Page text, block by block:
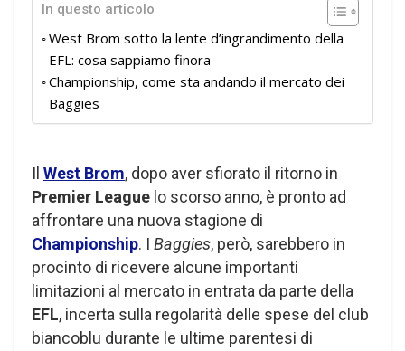
In questo articolo
West Brom sotto la lente d’ingrandimento della
EFL: cosa sappiamo finora
Championship, come sta andando il mercato dei
Baggies
Il West Brom, dopo aver sfiorato il ritorno in
Premier League lo scorso anno, è pronto ad
affrontare una nuova stagione di
Championship. I Baggies, però, sarebbero in
procinto di ricevere alcune importanti
limitazioni al mercato in entrata da parte della
EFL, incerta sulla regolarità delle spese del club
biancoblu durante le ultime parentesi di